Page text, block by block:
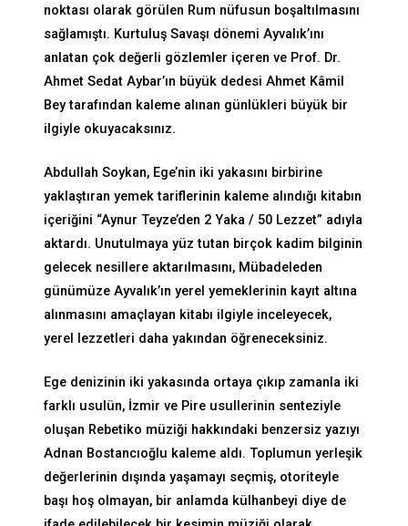
noktası olarak görülen Rum nüfusun boşaltılmasını
sağlamıştı. Kurtuluş Savaşı dönemi Ayvalık’ını
anlatan çok değerli gözlemler içeren ve Prof. Dr.
Ahmet Sedat Aybar’ın büyük dedesi Ahmet Kâmil
Bey tarafından kaleme alınan günlükleri büyük bir
ilgiyle okuyacaksınız.
Abdullah Soykan, Ege’nin iki yakasını birbirine
yaklaştıran yemek tariflerinin kaleme alındığı kitabın
içeriğini “Aynur Teyze’den 2 Yaka / 50 Lezzet” adıyla
aktardı. Unutulmaya yüz tutan birçok kadim bilginin
gelecek nesillere aktarılmasını, Mübadeleden
günümüze Ayvalık’ın yerel yemeklerinin kayıt altına
alınmasını amaçlayan kitabı ilgiyle inceleyecek,
yerel lezzetleri daha yakından öğreneceksiniz.
Ege denizinin iki yakasında ortaya çıkıp zamanla iki
farklı usulün, İzmir ve Pire usullerinin senteziyle
oluşan Rebetiko müziği hakkındaki benzersiz yazıyı
Adnan Bostancıoğlu kaleme aldı. Toplumun yerleşik
değerlerinin dışında yaşamayı seçmiş, otoriteyle
başı hoş olmayan, bir anlamda külhanbeyi diye de